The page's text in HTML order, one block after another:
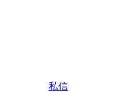
私信